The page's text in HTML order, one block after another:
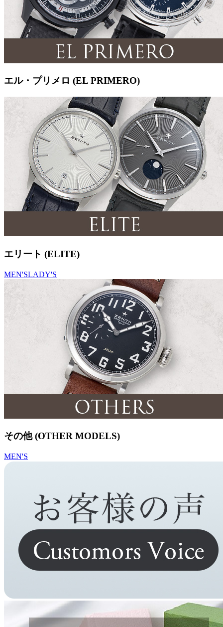
エル・プリメロ (EL PRIMERO)
エリート (ELITE)
MEN'SLADY'S
その他 (OTHER MODELS)
MEN'S